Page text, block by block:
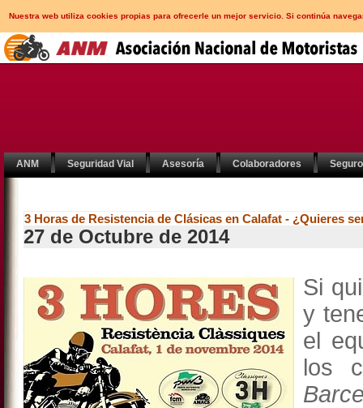
Nuestra web utiliza cookies propias para ofrecerle un mejor servicio. Si continúa
ANM Seguridad Vial Asesoría Colaboradores
3 Horas de Resistencia de Clásicas en Calafat - ¿Quieres
27 de Octubre de 2014
Si
y
el
los